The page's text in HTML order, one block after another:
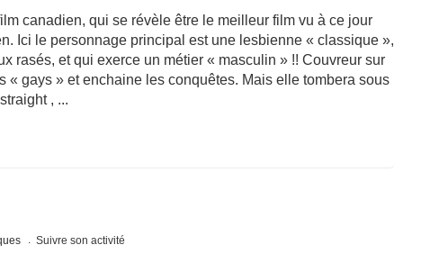
canadien, qui se révèle être le meilleur film vu à ce jour
Ici le personnage principal est une lesbienne « classique »,
rasés, et qui exerce un métier « masculin » !! Couvreur sur
« gays » et enchaine les conquêtes. Mais elle tombera sous
, ...
Suivre son activité